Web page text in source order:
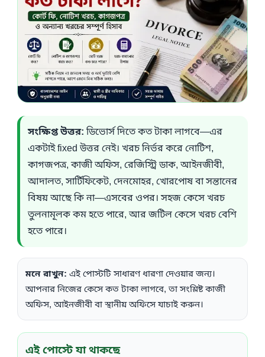
সংক্ষিপ্ত উত্তর: ডিভোর্স দিতে কত টাকা লাগবে—এর
একটাই fixed উত্তর নেই। খরচ নির্ভর করে নোটিশ,
কাগজপত্র, কাজী অফিস, রেজিস্ট্রি ডাক, আইনজীবী,
আদালত, সার্টিফিকেট, দেনমোহর, খোরপোষ বা সন্তানের
বিষয় আছে কি না—এসবের ওপর। সহজ কেসে খরচ
তুলনামূলক কম হতে পারে, আর জটিল কেসে খরচ বেশি
হতে পারে।
মনে রাখুন: এই পোস্টটি সাধারণ ধারণা দেওয়ার জন্য।
আপনার নিজের কেসে কত টাকা লাগবে, তা সংশ্লিষ্ট কাজী
অফিস, আইনজীবী বা স্থানীয় অফিসে যাচাই করুন।
এই পোস্টে যা থাকছে